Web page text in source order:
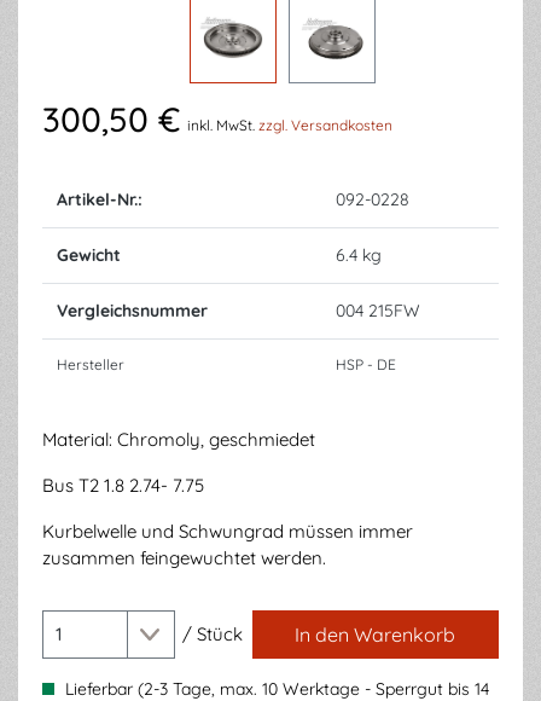
300,50 € inkl. MwSt. zzgl. Versandkosten
Artikel-Nr.: 092-0228
Gewicht 6.4 kg
Vergleichsnummer 004 215FW
Hersteller HSP - DE
Material: Chromoly, geschmiedet
Bus T2 1.8 2.74- 7.75
Kurbelwelle und Schwungrad müssen immer
zusammen feingewuchtet werden.
/ Stück In den Warenkorb
Lieferbar (2-3 Tage, max. 10 Werktage - Sperrgut bis 14